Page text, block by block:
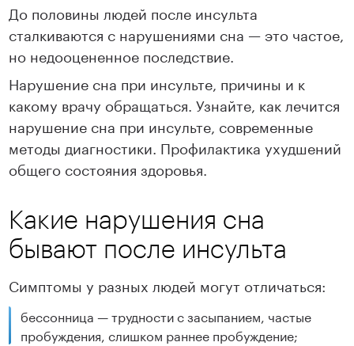
До половины людей после инсульта
сталкиваются с нарушениями сна — это частое,
но недооцененное последствие.
Нарушение сна при инсульте, причины и к
какому врачу обращаться. Узнайте, как лечится
нарушение сна при инсульте, современные
методы диагностики. Профилактика ухудшений
общего состояния здоровья.
Какие нарушения сна
бывают после инсульта
Симптомы у разных людей могут отличаться:
бессонница — трудности с засыпанием, частые
пробуждения, слишком раннее пробуждение;